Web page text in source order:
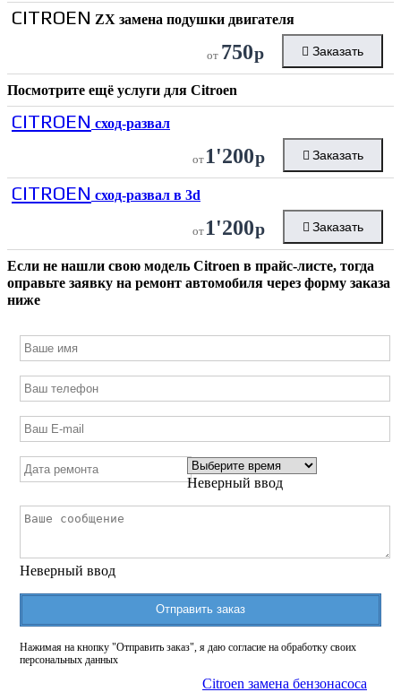
CITROEN ZX замена подушки двигателя
от 750р Заказать
Посмотрите ещё услуги для Citroen
CITROEN сход-развал
от 1'200р Заказать
CITROEN сход-развал в 3d
от 1'200р Заказать
Если не нашли свою модель Citroen в прайс-листе, тогда
оправьте заявку на ремонт автомобиля через форму заказа
ниже
Неверный ввод
Неверный ввод
Отправить заказ
Нажимая на кнопку "Отправить заказ", я даю согласие на обработку своих
персональных данных
Citroen замена бензонасоса